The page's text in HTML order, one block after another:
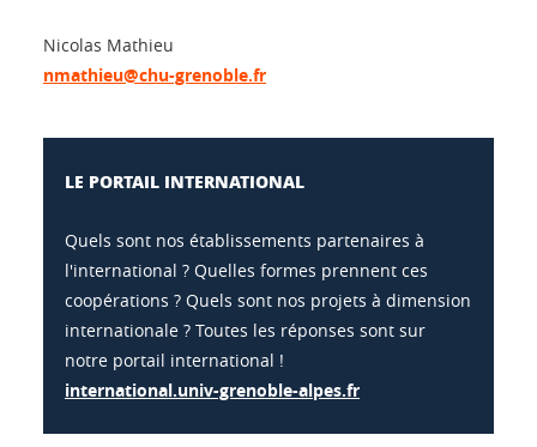
Nicolas Mathieu
nmathieu@chu-grenoble.fr
LE PORTAIL INTERNATIONAL
Quels sont nos établissements partenaires à
l'international ? Quelles formes prennent ces
coopérations ? Quels sont nos projets à dimension
internationale ? Toutes les réponses sont sur
notre portail international !
international.univ-grenoble-alpes.fr